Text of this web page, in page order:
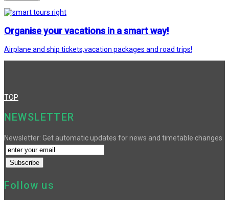
Organise your vacations in a smart way!
Airplane and ship tickets,vacation packages and road trips!
TOP
NEWSLETTER
Newsletter: Get automatic updates for news and timetable changes
Follow us